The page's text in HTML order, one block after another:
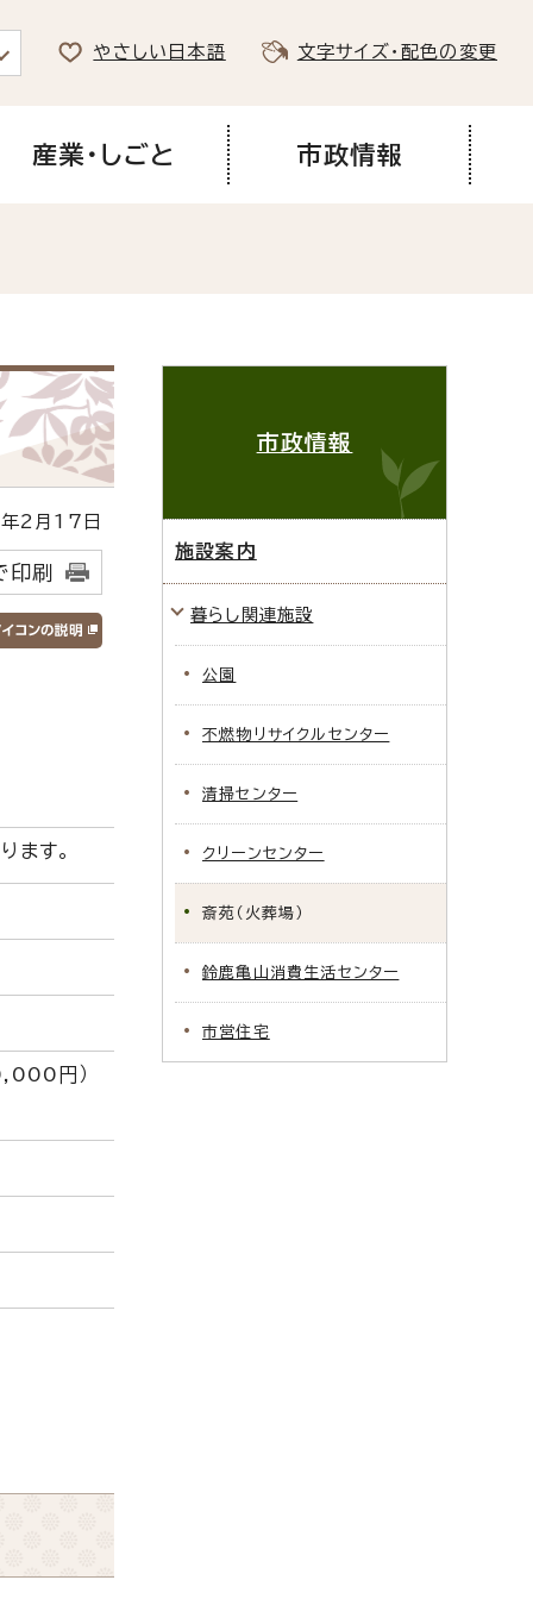
やさしい日本語 文字サイズ・配色の変更
産業・しごと 市政情報
2月17日
印刷
ます。
円）
市政情報
施設案内
暮らし関連施設
公園
不燃物リサイクルセンター
清掃センター
クリーンセンター
斎苑（火葬場）
鈴鹿亀山消費生活センター
市営住宅